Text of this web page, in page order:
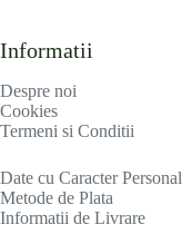
Informatii
Despre noi
Cookies
Termeni si Conditii
Date cu Caracter Personal
Metode de Plata
Informatii de Livrare